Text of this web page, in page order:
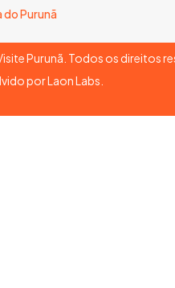
do Purunã
Purunã. Todos os direitos
porLaon Labs